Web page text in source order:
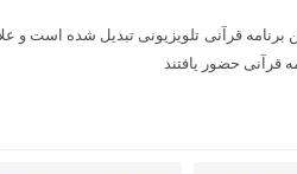
برنامه قرآنی تلویزیونی تبدیل شده است و
قرآنی حضور یافتند